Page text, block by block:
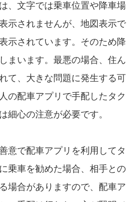
、文字では乗車位置や降車場
示されませんが、地図表示で
示されています。そのため降
まいます。最悪の場合、住ん
て、大きな問題に発生する可
の配車アプリで手配したタク
細心の注意が必要です。
意で配車アプリを利用してタ
乗車を勧めた場合、相手との
場合がありますので、配車ア